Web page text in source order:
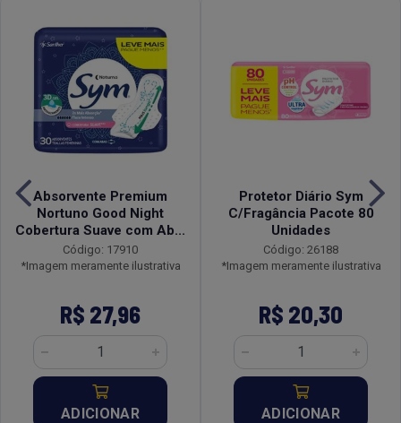
Absorvente Premium
Nortuno Good Night
Cobertura Suave com Ab...
Código: 17910
*Imagem meramente ilustrativa
R$ 27,96
ADICIONAR
Protetor Diário Sym
C/Fragância Pacote 80
Unidades
Código: 26188
*Imagem meramente ilustrativa
R$ 20,30
ADICIONAR